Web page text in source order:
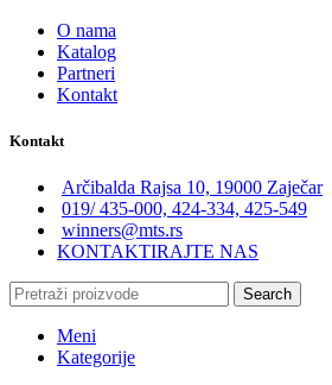
O nama
Katalog
Partneri
Kontakt
Kontakt
Arčibalda Rajsa 10, 19000 Zaječar
019/ 435-000, 424-334, 425-549
winners@mts.rs
KONTAKTIRAJTE NAS
Search
Meni
Kategorije